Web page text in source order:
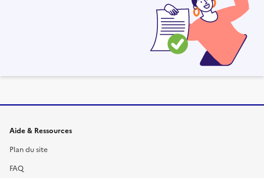
Informations et liens du site
Aide & Ressources
Plan du site
FAQ